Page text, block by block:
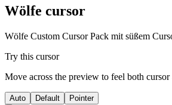
Wölfe cursor
Wölfe Custom Cursor Pack mit süßem
Try this cursor
Move across the preview to feel both cursor
Auto Default Pointer